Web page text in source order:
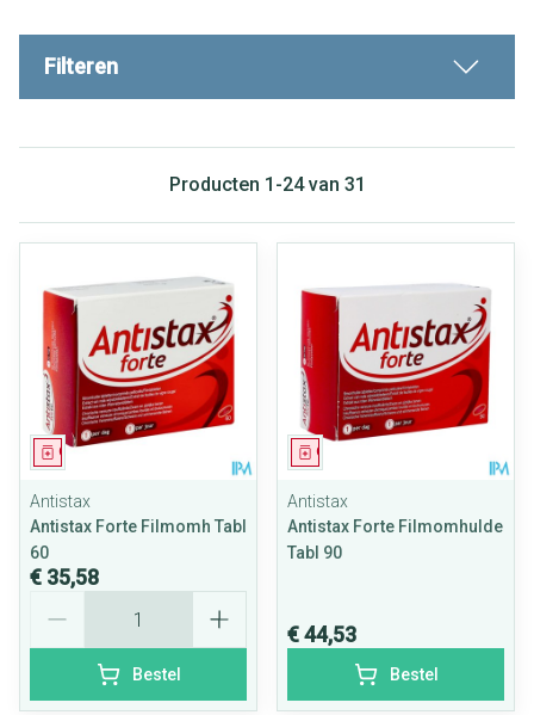
Filteren
Producten 1 -24van 31
Geneesmiddel
Antistax
Antistax Forte Filmomh Tabl
60
€ 35,58
Bestel
Geneesmiddel
Antistax
Antistax Forte Filmomhulde
Tabl 90
€ 44,53
Bestel